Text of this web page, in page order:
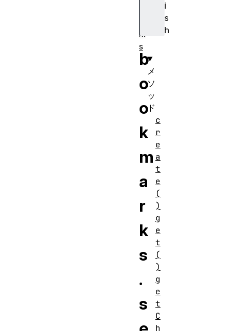
i
s
h
b
o
o
k
m
a
r
k
s
.
s
rk
s
メ
ソ
ッ
ド
c
r
e
a
t
e
(
)
g
e
t
(
)
g
e
t
C
h